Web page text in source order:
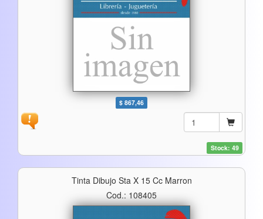
$ 867,46
Stock: 49
Tinta Dibujo Sta X 15 Cc Marron
Cod.: 108405